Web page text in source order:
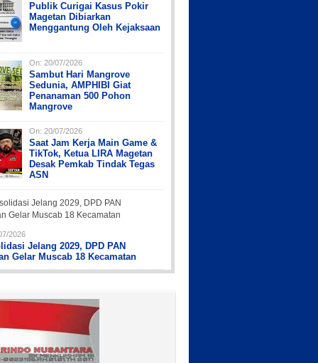
Publik Curigai Kasus Pokir
Magetan Dibiarkan
Menggantung Oleh Kejaksaan
On: 20/07/2026
Sambut Hari Mangrove
Sedunia, AMPHIBI Giat
Penanaman 500 Pohon
Mangrove
On: 20/07/2026
Saat Jam Kerja Main Game &
TikTok, Ketua LIRA Magetan
Desak Pemkab Tindak Tegas
ASN
2026
Jelang 2029, DPD PAN
Gelar Muscab 18 Kecamatan